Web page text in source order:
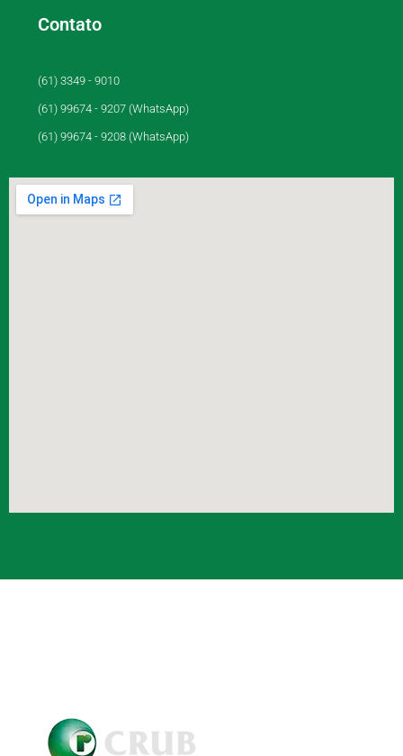
Contato
(61) 3349 - 9010
(61) 99674 - 9207 (WhatsApp)
(61) 99674 - 9208 (WhatsApp)